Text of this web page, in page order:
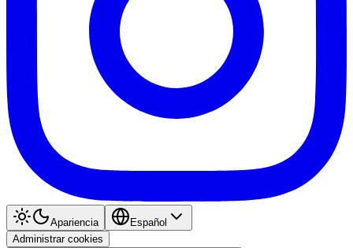
Apariencia
Español
Administrar cookies